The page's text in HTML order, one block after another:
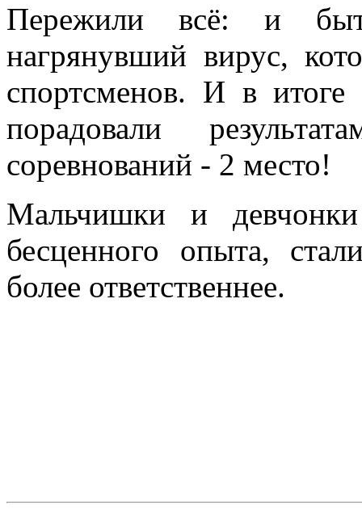
Пережили всё: и
нагрянувший вирус,
спортсменов. И в
порадовали
соревнований - 2 место!
Мальчишки и
бесценного опыта,
более ответственнее.